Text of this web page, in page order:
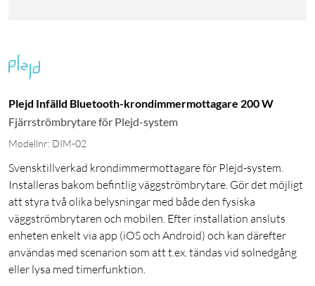
Plejd Infälld Bluetooth-krondimmermottagare 200 W
Fjärrströmbrytare för Plejd-system
Modellnr: DIM-02
Svensktillverkad krondimmermottagare för Plejd-system.
Installeras bakom befintlig väggströmbrytare. Gör det möjligt
att styra två olika belysningar med både den fysiska
väggströmbrytaren och mobilen. Efter installation ansluts
enheten enkelt via app (iOS och Android) och kan därefter
användas med scenarion som att t.ex. tändas vid solnedgång
eller lysa med timerfunktion.